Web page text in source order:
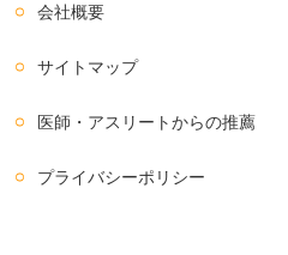
会社概要
サイトマップ
医師・アスリートからの推薦
プライバシーポリシー